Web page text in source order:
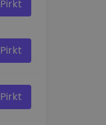
Pirkt
Pirkt
Pirkt